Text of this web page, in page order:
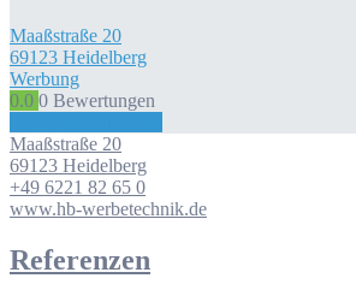
Maaßstraße 20
69123 Heidelberg
Werbung
0.0 0 Bewertungen
Maaßstraße 20
69123 Heidelberg
+49 6221 82 65 0
www.hb-werbetechnik.de
Referenzen